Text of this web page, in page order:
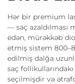
Hər bir premium
— saç azaldılması
edən, mürəkkəb
etmiş sistem
edilmiş dalğa
saç
seçilmişdir və